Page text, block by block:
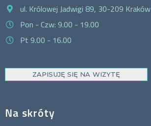
ul. Królowej Jadwigi 89, 30-209 Kraków
Pon - Czw: 9.00 - 19.00
Pt 9.00 - 16.00
ZAPISUJĘ SIĘ NA WIZYTĘ
Na skróty